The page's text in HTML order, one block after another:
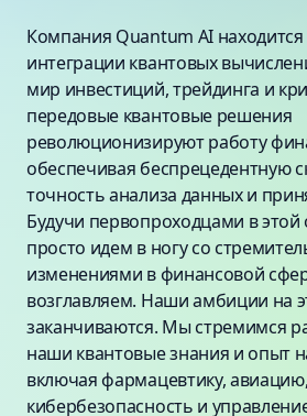
Компания Quantum AI
интеграции квантовых
мир инвестиций, трейдинга и
передовые квантовые решения
революционизируют работу
обеспечивая беспрецедентную
точность анализа данных и
Будучи первопроходцами в
просто идем в ногу со
изменениями в финансовой
возглавляем. Наши амбиции на
заканчиваются. Мы стремимся
наши квантовые знания и опыт
включая фармацевтику, авиацию,
кибербезопасность и